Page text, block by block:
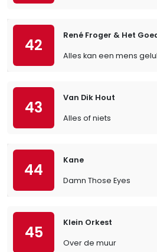
42
René Froger & Het
Alles kan een mens
43
Van Dik Hout
Alles of niets
44
Kane
Damn Those Eyes
45
Klein Orkest
Over de muur